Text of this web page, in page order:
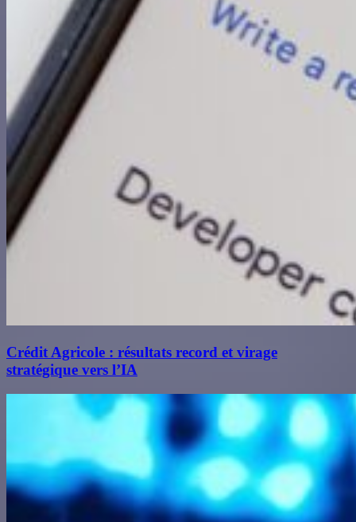
Crédit Agricole : résultats record et virage
stratégique vers l’IA